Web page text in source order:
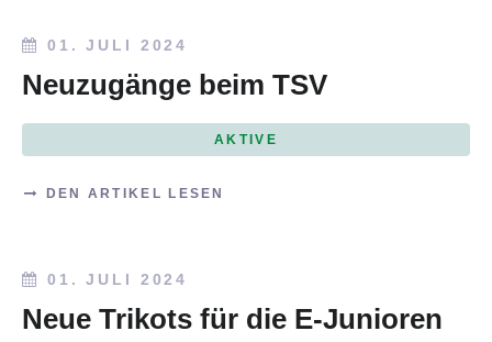
01. JULI 2024
Neuzugänge beim TSV
AKTIVE
DEN ARTIKEL LESEN
01. JULI 2024
Neue Trikots für die E-Junioren